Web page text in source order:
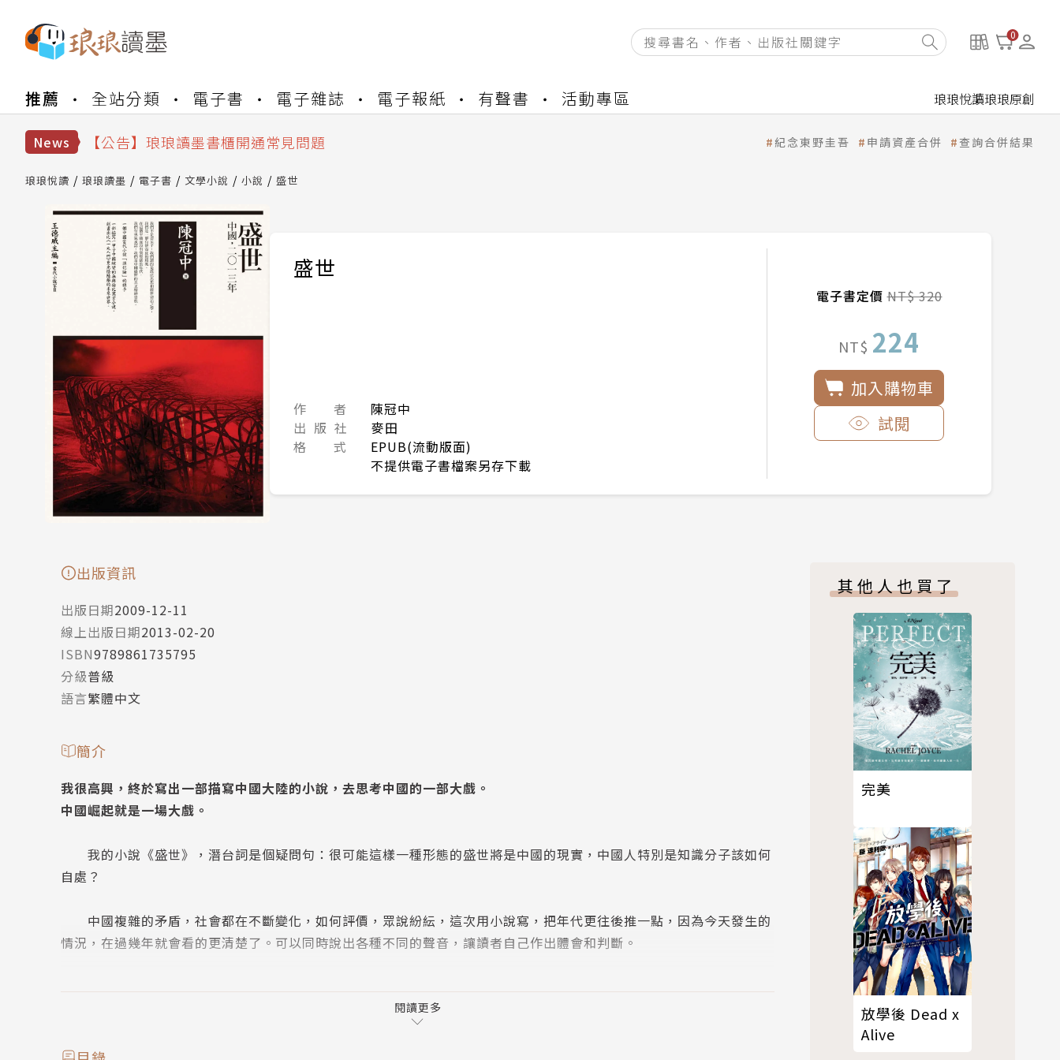
0
推薦 全站分類 電子書 電子雜誌 電子報紙 有聲書 活動專區 琅琅悅讀琅琅原創
News
【公告】琅琅讀墨數位閱讀資產合併與書櫃開通申請
【公告】琅琅讀墨 3 分鐘完成書櫃開通與資產合併申請圖文教學
【公告】琅琅讀墨數位閱讀資產合併與書櫃開通申請
紀念東野圭吾 申請資產合併 查詢合併結果
琅琅悅讀 琅琅讀墨 電子書 文學小說 小說 盛世
盛世
作 者
陳冠中
出 版 社
麥田
格 式
EPUB(流動版面)
不提供電子書檔案另存下載
電子書定價NT$ 320
NT$ 224
加入購物車
試閱
出版資訊
出版日期2009-12-11
線上出版日期2013-02-20
ISBN9789861735795
分級普級
語言繁體中文
簡介
我很高興，終於寫出一部描寫中國大陸的小說，去思考中國的一部大戲。
中國崛起就是一場大戲。
我的小說《盛世》，潛台詞是個疑問句：很可能這樣一種形態的盛世將是中國的現實，中國人特別是知識分子該如何
自處？
中國複雜的矛盾，社會都在不斷變化，如何評價，眾說紛紜，這次用小說寫，把年代更往後推一點，因為今天發生的
情況，在過幾年就會看的更清楚了。可以同時說出各種不同的聲音，讓讀者自己作出體會和判斷。
老陳是一個在香港出生，曾來台灣就學，後赴紐約工作，中年以後居住北京的作家。隨著與一個生長背景複雜、出走
後又輾轉回到北京生活的方草地，和一個狀似失心瘋、天天上網找人吵架、和政府站在對立面的老陳舊愛小希（韋希紅）
閱讀更多
其他人也買了
完美
放學後 Dead x
Alive